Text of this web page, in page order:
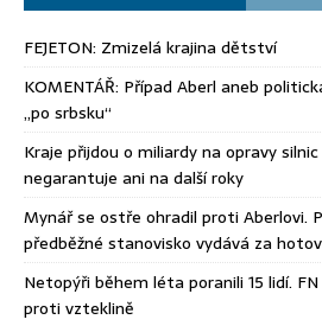
FEJETON: Zmizelá krajina dětství
KOMENTÁŘ: Případ Aberl aneb
„po srbsku“
Kraje přijdou o miliardy na opravy
negarantuje ani na další roky
Mynář se ostře ohradil proti Aberlovi.
předběžné stanovisko vydává za
Netopýři během léta poranili 15 lidí.
proti vzteklině